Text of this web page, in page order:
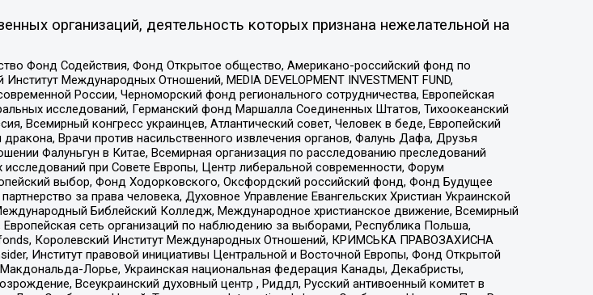
организаций, деятельность которых признана нежелательной на
Фонд Содействия, Фонд Открытое общество, Американо-российский фонд по
Международных Отношений, MEDIA DEVELOPMENT INVESTMENT FUND,
России, Черноморский фонд регионального сотрудничества, Европейская
исследований, Германский фонд Маршалла Соединенных Штатов, Тихоокеанский
Всемирный конгресс украинцев, Атлантический совет, Человек в беде, Европейский
Врачи против насильственного извлечения органов, Фалунь Дафа, Друзья
Фалуньгун в Китае, Всемирная организация по расследованию преследований
при Совете Европы, Центр либеральной современности, Форум
выбор, Фонд Ходорковского, Оксфордский российский фонд, Фонд Будущее
за права человека, Духовное Управление Евангельских Христиан Украинской
Библейский Колледж, Международное христианское движение, Всемирный
сеть организаций по наблюдению за выборами, Республика Польша,
Королевский Институт Международных Отношений, КРИМСЬКА ПРАВОЗАХИСНА
Институт правовой инициативы Центральной и Восточной Европы, Фонд Открытой
Лорье, Украинская национальная федерация Канады, Декабристы,
Всеукраинский духовный центр , Риддл, Русский антивоенный комитет в